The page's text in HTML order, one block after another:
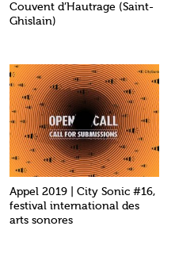
Couvent d’Hautrage (Saint-
Ghislain)
Appel 2019 | City Sonic #16,
festival international des
arts sonores